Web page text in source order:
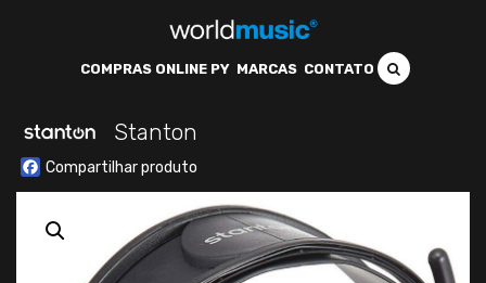
COMPRAS ONLINE PY MARCAS CONTATO
Stanton
Facebook